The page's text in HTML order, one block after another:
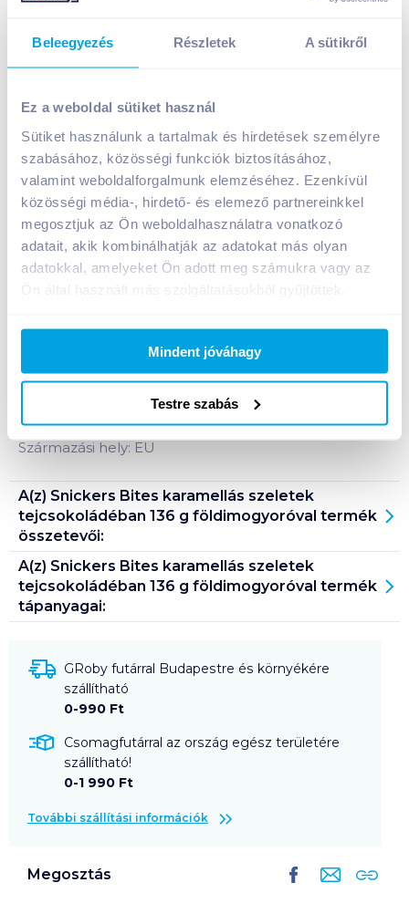
Beleegyezés Részletek A sütikről
Ez a weboldal sütiket használ
Sütiket használunk a tartalmak és hirdetések személyre
szabásához, közösségi funkciók biztosításához,
valamint weboldalforgalmunk elemzéséhez. Ezenkívül
közösségi média-, hirdető- és elemező partnereinkkel
megosztjuk az Ön weboldalhasználatra vonatkozó
adatait, akik kombinálhatják az adatokat más olyan
adatokkal, amelyeket Ön adott meg számukra vagy az
Ön által használt más szolgáltatásokból gyűjtöttek.
Mindent jóváhagy
Testre szabás
136 g földimogyoróval
Bevásárlólistához adom Értesíts, ha olcsóbb!
földimogyoróvaltermékhez:
Karamellás földimogyorós krémes szeletek
földimogyoró darabokkal, tejcsokoládéba mártva.
Tárolási információ: száraz, hűvös helyen tárolandó!
Származási hely: EU
A(z) Snickers Bites karamellás szeletek
tejcsokoládéban 136 g földimogyoróval termék
összetevői:
A(z) Snickers Bites karamellás szeletek
tejcsokoládéban 136 g földimogyoróval termék
tápanyagai:
GRoby futárral Budapestre és környékére
szállítható
0-990 Ft
Csomagfutárral az ország egész területére
szállítható!
0-1 990 Ft
További szállítási információk
Megosztás